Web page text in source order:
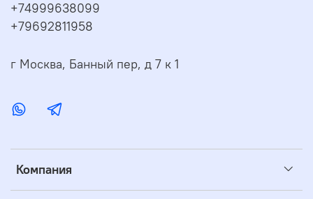
Компания
+74999638099
+79692811958
г Москва, Банный пер, д 7 к 1